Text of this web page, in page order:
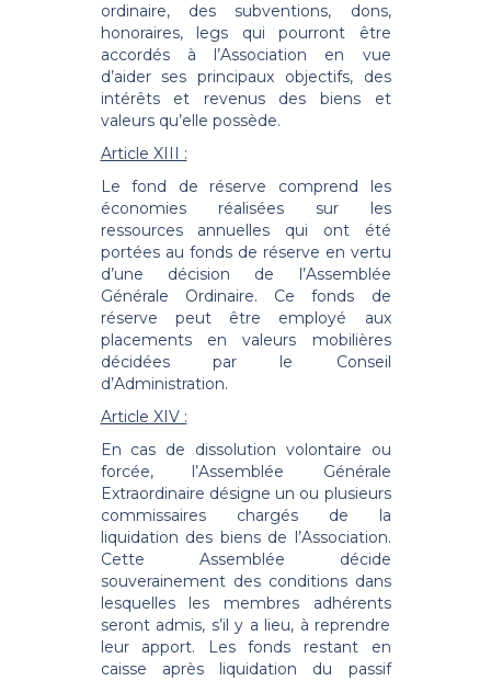
ordinaire, des subventions, dons,
honoraires, legs qui pourront être
accordés à l’Association en vue
d’aider ses principaux objectifs, des
intérêts et revenus des biens et
valeurs qu’elle possède.
Article XIII :
Le fond de réserve comprend les
économies réalisées sur les
ressources annuelles qui ont été
portées au fonds de réserve en vertu
d’une décision de l’Assemblée
Générale Ordinaire. Ce fonds de
réserve peut être employé aux
placements en valeurs mobilières
décidées par le Conseil
d’Administration.
Article XIV :
En cas de dissolution volontaire ou
forcée, l’Assemblée Générale
Extraordinaire désigne un ou plusieurs
commissaires chargés de la
liquidation des biens de l’Association.
Cette Assemblée décide
souverainement des conditions dans
lesquelles les membres adhérents
seront admis, s’il y a lieu, à reprendre
leur apport. Les fonds restant en
caisse après liquidation du passif